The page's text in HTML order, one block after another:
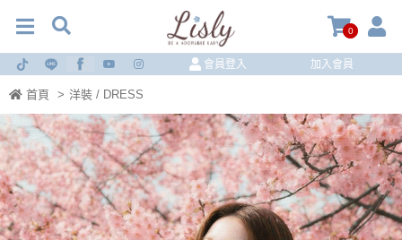
0
會員登入 加入會員
首頁 > 洋裝 / DRESS